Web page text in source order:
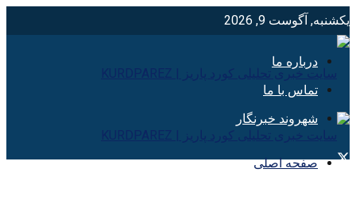
یکشنبه, آگوست 9, 2026
درباره ما
تماس با ما
شهروند خبرنگار
صفحه اصلی